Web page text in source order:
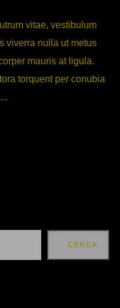
vitae, vestibulum
viverra nulla ut metus
mauris at ligula.
torquent per conubia
CERCA